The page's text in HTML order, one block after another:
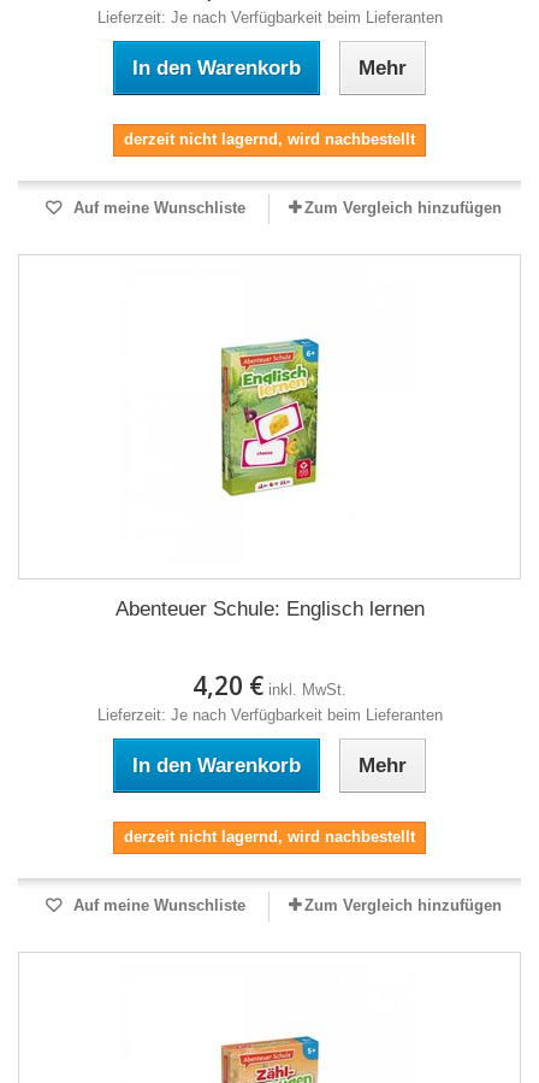
Lieferzeit: Je nach Verfügbarkeit beim Lieferanten
In den Warenkorb Mehr
derzeit nicht lagernd, wird nachbestellt
Auf meine Wunschliste Zum Vergleich hinzufügen
Abenteuer Schule: Englisch lernen
4,20 € inkl. MwSt.
Lieferzeit: Je nach Verfügbarkeit beim Lieferanten
In den Warenkorb Mehr
derzeit nicht lagernd, wird nachbestellt
Auf meine Wunschliste Zum Vergleich hinzufügen